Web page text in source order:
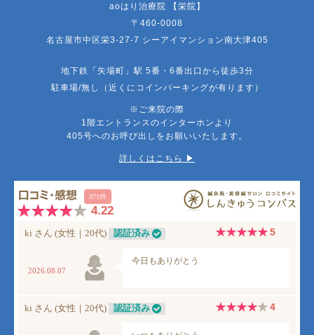
aoはり治療院 【栄院】
〒460-0008
名古屋市中区栄3-27-7 シーアイマンション南大津405
地下鉄「矢場町」駅 5番・6番出口から徒歩3分
駐車場/無し（近くにコインパーキングが有ります）
※ご来院の際
1階エントランスのインターホンより
405号へのお呼び出しをお願いいたします。
詳しくはこちら ▶︎